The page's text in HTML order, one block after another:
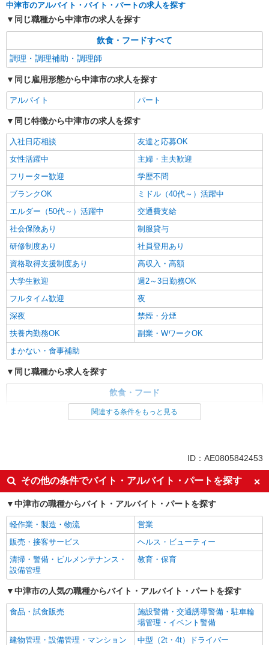
キープ
コンパスグループ・ジャパン株式会社 21596_p
調理員【アルバイト・パート】
時給1,600円以上 試用期間中 時給1,600円以上
(試用期間2ヶ月) 22:00〜00:00 時給2,000円以上 残
業が発生した場合、残業代を1分単位で別途支給し
ます。
ＤーＡＣＴ中津工場 （大分県中津市昭和新田
1番地）
詳細を見る
アルバイト パート
コンパスグループ・ジャパン株式会社 21782_p
調理補助【アルバイト・パート】
時給1,100円以上 試用期間中 時給1,100円以上
(試用期間2ヶ月) 残業が発生した場合、残業代を1
分単位で別途支給します。
ゆめタウン中津 従業員食堂 （大分県中津市
蛭子町３丁目９９ 従業員食堂）
詳細を見る
アルバイト パート
コンパスグループ・ジャパン株式会社 33012_p
調理師【アルバイト・パート】
分単位で別途支給します。
ダイハツ九州株式会社 食堂 （大分県中津市
昭和新田1）
詳細を見る
調理補助【アルバイト・パート】
時給1,400円以上 試用期間中 時給1,400円以上
分単位で別途支給します。
ルネサス大分工場 （大分県中津市伊藤田
4200 ルネサス大分工場事務所棟2F食堂）
キープ 詳細を見る
アルバイト
コンパスグループ・ジャパン株式会社 63107_p
調理師【アルバイト・パート】
時給1,400円以上 試用期間中 時給1,400円以上
(試用期間2ヶ月) 残業が発生した場合、残業代を1
分単位で別途支給します。
松永循環器病院 （大分県中津市中央町1丁目
中津市のアルバイト・バイト・パートの求人を探す
同じ職種から中津市の求人を探す
飲食・フードすべて
調理・調理補助・調理師
同じ雇用形態から中津市の求人を探す
アルバイト パート
同じ特徴から中津市の求人を探す
入社日応相談
友達と応募OK
女性活躍中
主婦・主夫歓迎
フリーター歓迎
学歴不問
ブランクOK
ミドル（40代～）活躍中
エルダー（50代～）活躍中
交通費支給
社会保険あり
制服貸与
研修制度あり
社員登用あり
資格取得支援制度あり
高収入・高額
大学生歓迎
週2～3日勤務OK
フルタイム歓迎
夜
深夜
禁煙・分煙
扶養内勤務OK
副業・WワークOK
まかない・食事補助
同じ職種から求人を探す
飲食・フード
調理・調理補助・調理師
社会保険あり
社員登用あり
大学生歓迎
週2～3日勤務OK
深夜
扶養内勤務OK
副業・WワークOK
まかない・食事補助
関連する条件をもっと見る
ID：AE0805842453
その他の条件でバイト・アルバイト・パートを探す
中津市の職種からバイト・アルバイト・パートを探す
軽作業・製造・物流
営業
販売・接客サービス
ヘルス・ビューティー
清掃・警備・ビルメンテナンス・
設備管理
教育・保育
中津市の人気の職種からバイト・アルバイト・パートを探す
食品・試食販売
施設警備・交通誘導警備・駐車輪
場管理・イベント警備
建物管理・設備管理・マンション
中型（2t・4t）ドライバー